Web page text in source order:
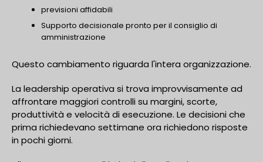
previsioni affidabili
Supporto decisionale pronto per il consiglio di
amministrazione
Questo cambiamento riguarda l'intera organizzazione.
La leadership operativa si trova improvvisamente ad
affrontare maggiori controlli su margini, scorte,
produttività e velocità di esecuzione. Le decisioni che
prima richiedevano settimane ora richiedono risposte
in pochi giorni.